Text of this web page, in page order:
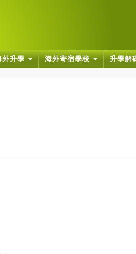
外升學 海外寄宿學校 升學解